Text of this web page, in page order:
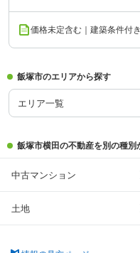
価格未定含む｜建築条件付
飯塚市のエリアから探す
エリア一覧
飯塚市横田の不動産を別の種別
中古マンション
土地